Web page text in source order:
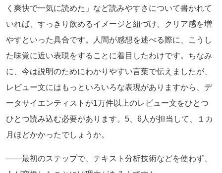
く爽快で一気に読めた」など読みやすさについて書かれて
いれば、すっきり飲めるイメージと紐づけ、クリア感を増
やすといった具合です。人間が感想を述べる際に、こうし
た味覚に近い表現をすることに着目したわけです。ちなみ
に、今は説明のためにわかりやすい言葉で伝えましたが、
レビュー文にはもっといろいろな表現がありますから、デ
ータサイエンティストが1万件以上のレビュー文をひとつ
ひとつ読み込む必要があります。5、6人が担当して、１カ
月ほどかかったでしょうか。
――最初のステップで、テキスト分析技術などを使わず、